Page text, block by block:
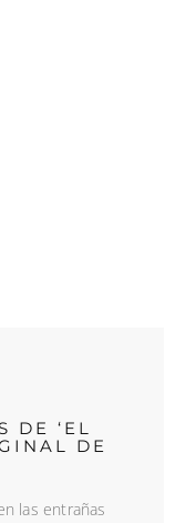
DE ‘EL
DE
las entrañas